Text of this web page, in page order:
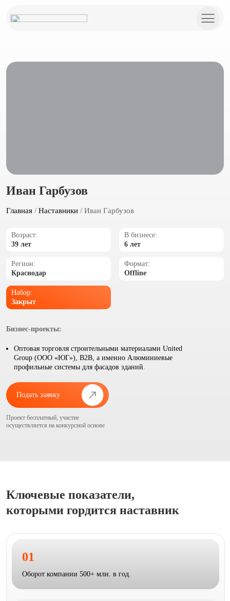
Иван Гарбузов
Главная / Наставники / Иван Гарбузов
Возраст:
39 лет
В бизнесе:
6 лет
Регион:
Краснодар
Формат:
Offline
Набор:
Закрыт
Бизнес-проекты:
Оптовая торговля строительными материалами United
Group (OOO «ЮГ»), В2В, а именно Алюминиевые
профильные системы для фасадов зданий.
Подать заявку
Проект бесплатный, участие
осуществляется на конкурсной основе
Ключевые показатели,
которыми гордится наставник
01
Оборот компании 500+ млн. в год.